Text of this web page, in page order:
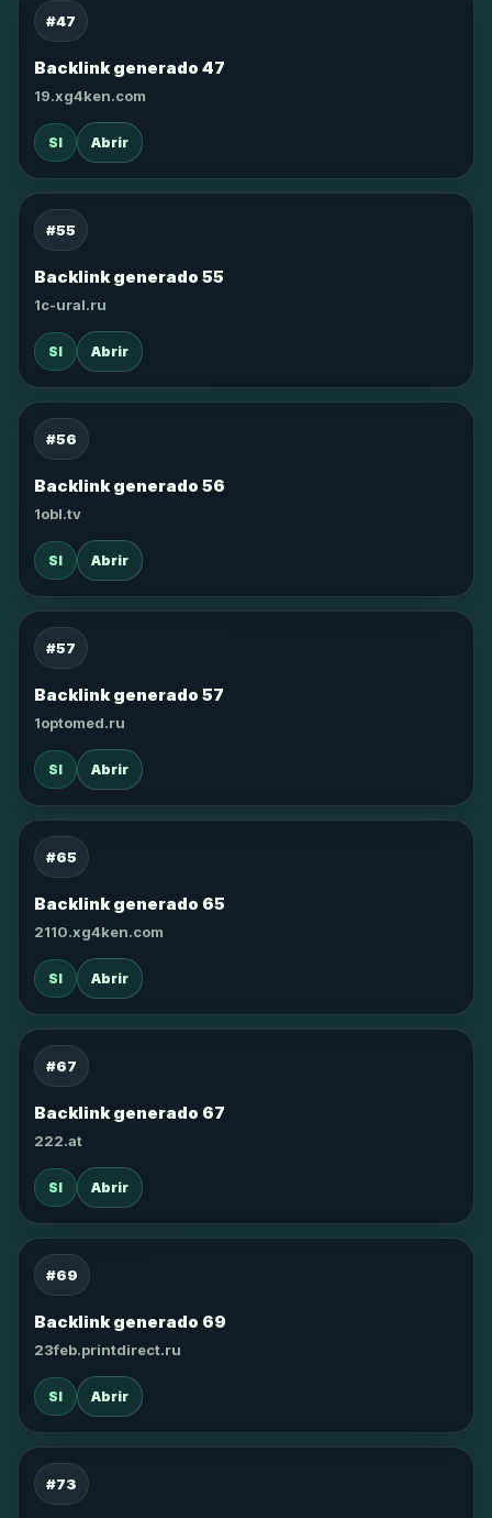
#47
Backlink generado 47
19.xg4ken.com
SI Abrir
#55
Backlink generado 55
1c-ural.ru
SI Abrir
#56
Backlink generado 56
1obl.tv
SI Abrir
#57
Backlink generado 57
1optomed.ru
SI Abrir
#65
Backlink generado 65
2110.xg4ken.com
SI Abrir
#67
Backlink generado 67
222.at
SI Abrir
#69
Backlink generado 69
23feb.printdirect.ru
SI Abrir
#73